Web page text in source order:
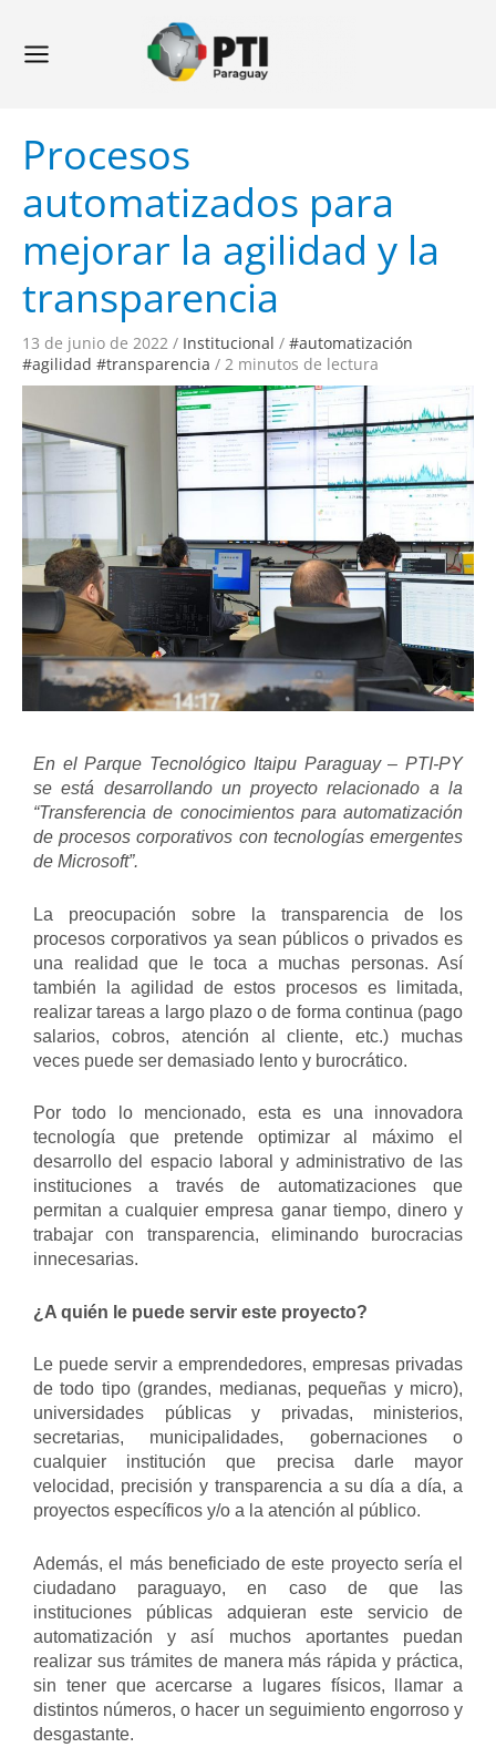
contenido
Menu
Procesos
automatizados para
mejorar la agilidad y la
transparencia
13 de junio de 2022 / Institucional / #automatización
#agilidad #transparencia / 2 minutos de lectura
En el Parque Tecnológico Itaipu Paraguay – PTI-PY
se está desarrollando un proyecto relacionado a la
“Transferencia de conocimientos para automatización
de procesos corporativos con tecnologías emergentes
de Microsoft”.
La preocupación sobre la transparencia de los
procesos corporativos ya sean públicos o privados es
una realidad que le toca a muchas personas. Así
también la agilidad de estos procesos es limitada,
realizar tareas a largo plazo o de forma continua (pago
salarios, cobros, atención al cliente, etc.) muchas
veces puede ser demasiado lento y burocrático.
Por todo lo mencionado, esta es una innovadora
tecnología que pretende optimizar al máximo el
desarrollo del espacio laboral y administrativo de las
instituciones a través de automatizaciones que
permitan a cualquier empresa ganar tiempo, dinero y
trabajar con transparencia, eliminando burocracias
innecesarias.
¿A quién le puede servir este proyecto?
Le puede servir a emprendedores, empresas privadas
de todo tipo (grandes, medianas, pequeñas y micro),
universidades públicas y privadas, ministerios,
secretarias, municipalidades, gobernaciones o
cualquier institución que precisa darle mayor
velocidad, precisión y transparencia a su día a día, a
proyectos específicos y/o a la atención al público.
Además, el más beneficiado de este proyecto sería el
ciudadano paraguayo, en caso de que las
instituciones públicas adquieran este servicio de
automatización y así muchos aportantes puedan
realizar sus trámites de manera más rápida y práctica,
sin tener que acercarse a lugares físicos, llamar a
distintos números, o hacer un seguimiento engorroso y
desgastante.
entradas